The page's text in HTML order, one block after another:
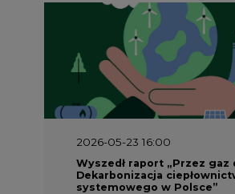
2026-05-23 16:00
Wyszedł raport „Przez gaz
Dekarbonizacja
systemowego w Polsce”